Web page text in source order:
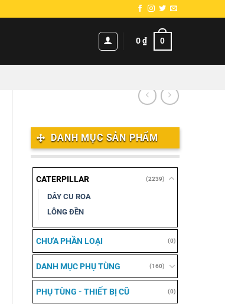
0₫ 0
DANH MỤC SẢN PHẨM
CATERPILLAR (2239)
DÂY CU ROA
LÔNG ĐỀN
CHƯA PHẦN LOẠI (0)
DANH MỤC PHỤ TÙNG (160)
PHỤ TÙNG - THIẾT BỊ CŨ (0)